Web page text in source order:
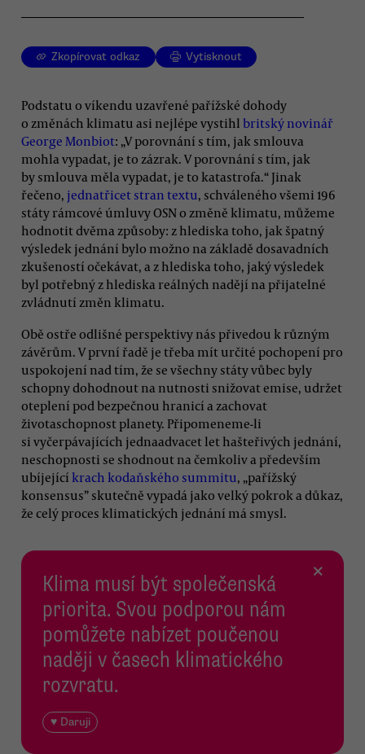
Zkopírovat odkaz Vytisknout
Podstatu o víkendu uzavřené pařížské dohody
o změnách klimatu asi nejlépe vystihl britský novinář
George Monbiot: „V porovnání s tím, jak smlouva
mohla vypadat, je to zázrak. V porovnání s tím, jak
by smlouva měla vypadat, je to katastrofa.“ Jinak
řečeno, jednatřicet stran textu, schváleného všemi 196
státy rámcové úmluvy OSN o změně klimatu, můžeme
hodnotit dvěma způsoby: z hlediska toho, jak špatný
výsledek jednání bylo možno na základě dosavadních
zkušeností očekávat, a z hlediska toho, jaký výsledek
byl potřebný z hlediska reálných nadějí na přijatelné
zvládnutí změn klimatu.
Obě ostře odlišné perspektivy nás přivedou k různým
závěrům. V první řadě je třeba mít určité pochopení pro
uspokojení nad tím, že se všechny státy vůbec byly
schopny dohodnout na nutnosti snižovat emise, udržet
oteplení pod bezpečnou hranicí a zachovat
životaschopnost planety. Připomeneme-li
si vyčerpávajících jednaadvacet let hašteřivých jednání,
neschopnosti se shodnout na čemkoliv a především
ubíjející krach kodaňského summitu, „pařížský
konsensus” skutečně vypadá jako velký pokrok a důkaz,
že celý proces klimatických jednání má smysl.
Klima musí být společenská
priorita. Svou podporou nám
pomůžete nabízet poučenou
naději v časech klimatického
rozvratu.
♥ Daruji
×